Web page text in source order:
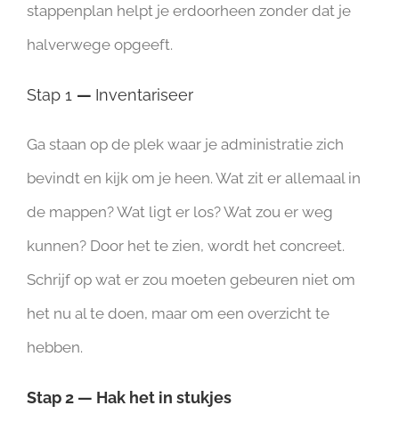
stappenplan helpt je erdoorheen zonder dat je
halverwege opgeeft.
Stap 1 — Inventariseer
Ga staan op de plek waar je administratie zich
bevindt en kijk om je heen. Wat zit er allemaal in
de mappen? Wat ligt er los? Wat zou er weg
kunnen? Door het te zien, wordt het concreet.
Schrijf op wat er zou moeten gebeuren niet om
het nu al te doen, maar om een overzicht te
hebben.
Stap 2 — Hak het in stukjes